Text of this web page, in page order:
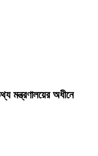
মন্ত্রণালয়ের অধীনে